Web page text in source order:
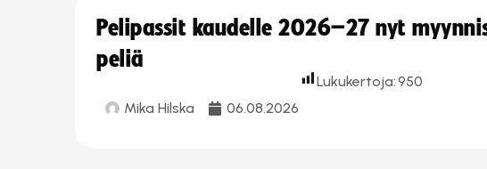
Pelipassit kaudelle 2026–27 nyt
peliä
Mika Hilska 06.08.2026
Lukukertoja:950